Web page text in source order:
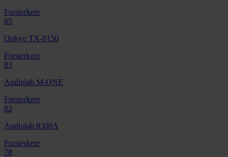
Forsterkere
85
Onkyo TX-8150
Forsterkere
83
Audiolab M-ONE
Forsterkere
82
Audiolab 8300A
Forsterkere
78